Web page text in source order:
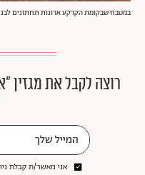
במטבח שבקומת הקרקע ארונות תחתונים
רוצה לקבל את מגזין
אני מאשר/ת קבלת